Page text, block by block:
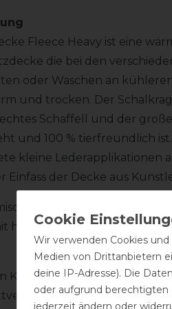
Fleece Heavy ist eine
die bei den
oder Waschen an
und trocken. Der
Schaffell und der
und 100 % tierfreundlich
kleine Lederapplikationen
Einfass der Decke aus
geformte
hervorragendem Komfort
Kentucky schließt an der
Um einen
Wir verwenden Cookies
Medien von Drittanbietern
deine IP-Adresse). Die
oder aufgrund berechtigten
jederzeit ändern oder